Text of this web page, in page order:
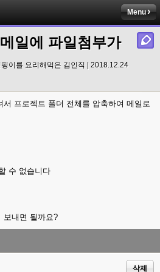
Menu
메일에 파일첨부가
핑이를 요리해먹은 김인직 | 2018.12.24
프로젝트 폴더 전체를 압축하여 메일로
수 없습니다
보내면 될까요?
삭제